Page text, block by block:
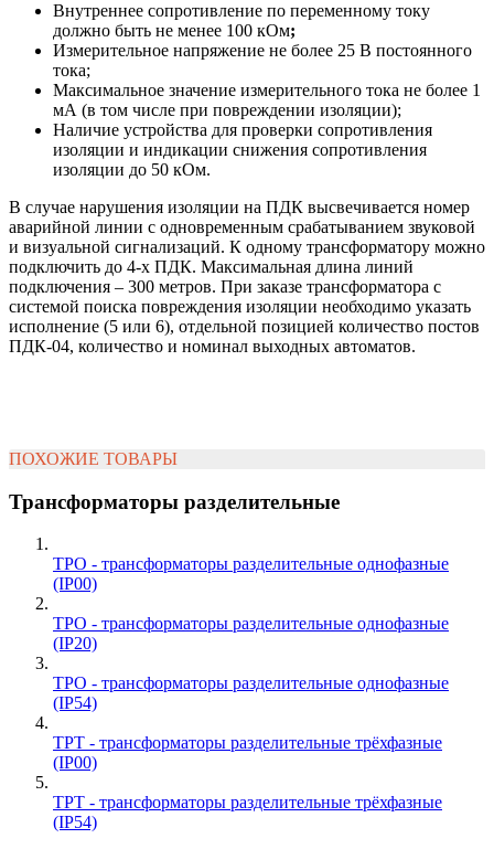
Внутреннее сопротивление по переменному току
должно быть не менее 100 кОм;
Измерительное напряжение не более 25 В постоянного
тока;
Максимальное значение измерительного тока не более 1
мА (в том числе при повреждении изоляции);
Наличие устройства для проверки сопротивления
изоляции и индикации снижения сопротивления
изоляции до 50 кОм.
В случае нарушения изоляции на ПДК высвечивается номер
аварийной линии с одновременным срабатыванием звуковой
и визуальной сигнализаций. К одному трансформатору можно
подключить до 4-х ПДК. Максимальная длина линий
подключения – 300 метров. При заказе трансформатора с
системой поиска повреждения изоляции необходимо указать
исполнение (5 или 6), отдельной позицией количество постов
ПДК-04, количество и номинал выходных автоматов.
ПОХОЖИЕ ТОВАРЫ
Трансформаторы разделительные
ТРО - трансформаторы разделительные однофазные
(IP00)
ТРО - трансформаторы разделительные однофазные
(IP20)
ТРО - трансформаторы разделительные однофазные
(IP54)
ТРТ - трансформаторы разделительные трёхфазные
(IP00)
ТРТ - трансформаторы разделительные трёхфазные
(IP54)